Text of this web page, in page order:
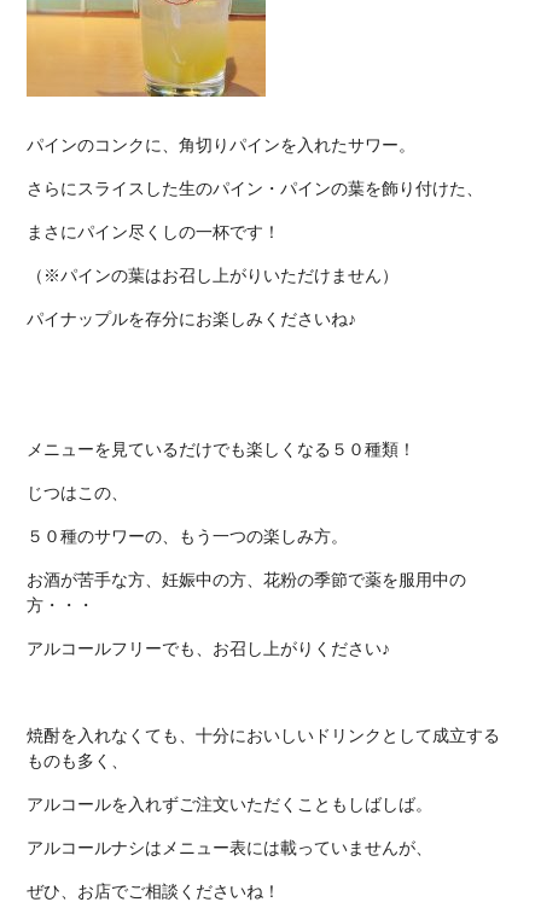
パインのコンクに、角切りパインを入れたサワー。
さらにスライスした生のパイン・パインの葉を飾り付けた、
まさにパイン尽くしの一杯です！
（※パインの葉はお召し上がりいただけません）
パイナップルを存分にお楽しみくださいね♪
メニューを見ているだけでも楽しくなる５０種類！
じつはこの、
５０種のサワーの、もう一つの楽しみ方。
お酒が苦手な方、妊娠中の方、花粉の季節で薬を服用中の
方・・・
アルコールフリーでも、お召し上がりください♪
焼酎を入れなくても、十分においしいドリンクとして成立する
ものも多く、
アルコールを入れずご注文いただくこともしばしば。
アルコールナシはメニュー表には載っていませんが、
ぜひ、お店でご相談くださいね！